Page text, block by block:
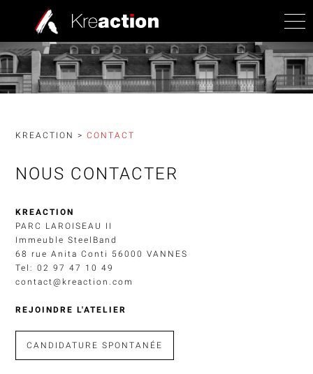
KREACTION >CONTACT
NOUS CONTACTER
KREACTION
PARC LAROISEAU II
Immeuble SteelBand
68 rue Anita Conti 56000 VANNES
Tel:02 97 47 10 49
contact@kreaction.com
REJOINDRE L'ATELIER
CANDIDATURE SPONTANÉE